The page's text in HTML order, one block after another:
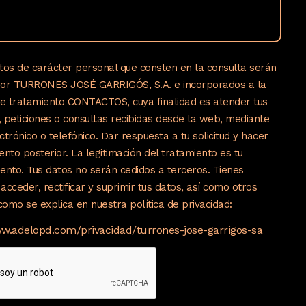
de carácter personal que consten en la consulta serán
TURRONES JOSÉ GARRIGÓS, S.A. e incorporados a la
tratamiento CONTACTOS, cuya finalidad es atender tus
peticiones o consultas recibidas desde la web, mediante
o telefónico. Dar respuesta a tu solicitud y hacer
posterior. La legitimación del tratamiento es tu
Tus datos no serán cedidos a terceros. Tienes
rectificar y suprimir tus datos, así como otros
se explica en nuestra política de privacidad:
privacidad/turrones-jose-garrigos-sa